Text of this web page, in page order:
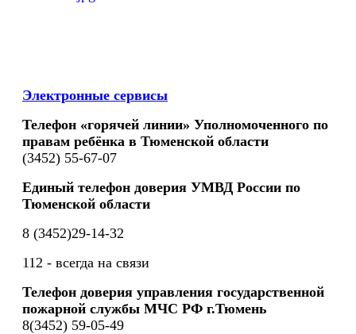
Электронные сервисы
Телефон «горячей линии» Уполномоченного по
правам ребёнка в Тюменской области
(3452) 55-67-07
Единый телефон доверия УМВД России по
Тюменской области
8 (3452)29-14-32
112 - всегда на связи
Телефон доверия управления государственной
пожарной службы МЧС РФ г.Тюмень
8(3452) 59-05-49